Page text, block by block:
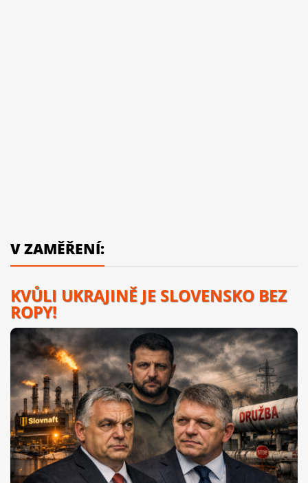
V ZAMĚŘENÍ:
KVŮLI UKRAJINĚ JE SLOVENSKO BEZ
ROPY!